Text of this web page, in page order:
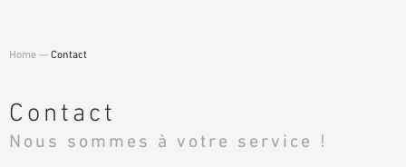
TÉLÉCHARGEMENTS
Home — Contact
Contact
Nous sommes à votre service !